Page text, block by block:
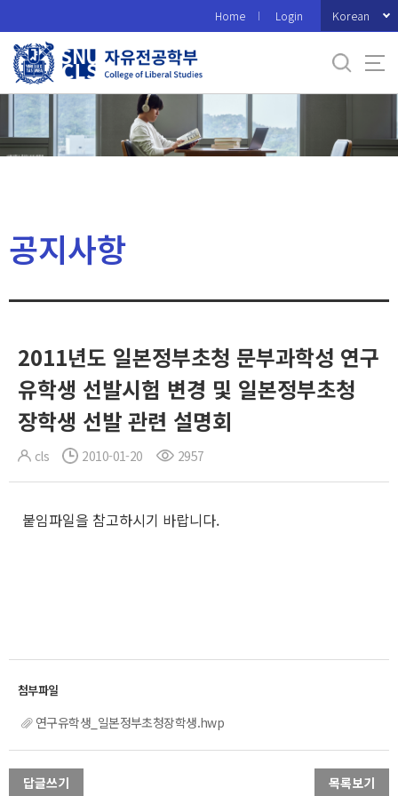
로
메
Home Login Korean
공지사항
2011년도 일본정부초청 문부과학성 연구
유학생 선발시험 변경 및 일본정부초청
장학생 선발 관련 설명회
cls 2010-01-20 2957
붙임파일을 참고하시기 바랍니다.
연구유학생_일본정부초청장학생.hwp
답글쓰기 목록보기